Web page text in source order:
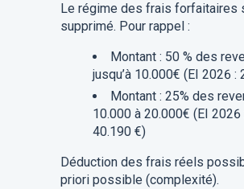
Le régime des frais forfaitaires
supprimé. Pour rappel :
Montant : 50 % des
jusqu’à 10.000€ (EI 2026 :
Montant : 25% des
10.000 à 20.000€ (EI 2026
40.190 €)
Déduction des frais réels
priori possible (complexité).